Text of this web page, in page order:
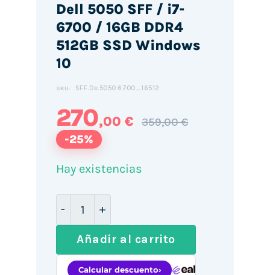
Dell 5050 SFF / i7-
6700 / 16GB DDR4
512GB SSD Windows
10
SKU: SFF.De.5050.6700_16512
270,00 € 359,00 €
-25%
Hay existencias
Añadir al carrito